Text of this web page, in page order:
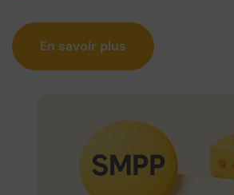
En savoir plus